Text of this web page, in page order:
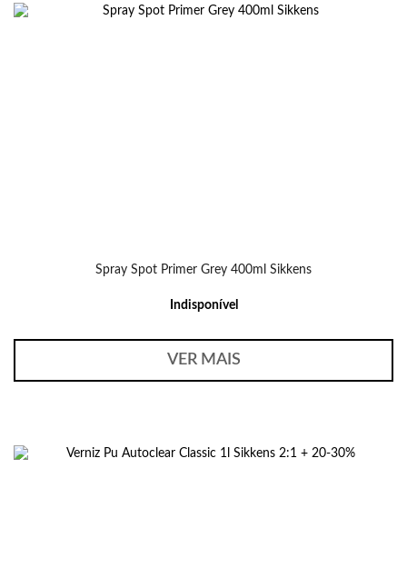
Spray Spot Primer Grey 400ml Sikkens
Indisponível
VER MAIS